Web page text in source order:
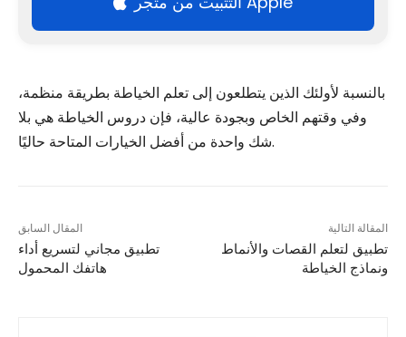
بالنسبة لأولئك الذين يتطلعون إلى تعلم الخياطة بطريقة منظمة،
وفي وقتهم الخاص وبجودة عالية، فإن دروس الخياطة هي بلا
شك واحدة من أفضل الخيارات المتاحة حاليًا.
المقال السابق
تطبيق مجاني لتسريع أداء
هاتفك المحمول
المقالة التالية
تطبيق لتعلم القصات والأنماط
ونماذج الخياطة